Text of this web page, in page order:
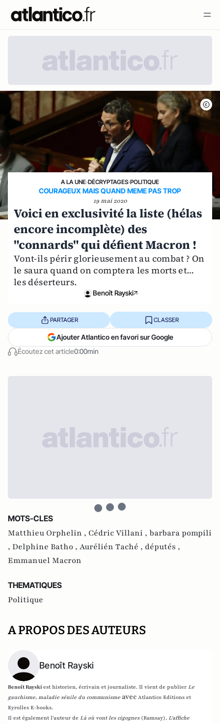
A LA UNE›DÉCRYPTAGES›POLITIQUE
COURAGEUX MAIS QUAND MEME PAS TROP
19 mai 2020
Voici en exclusivité la liste (hélas
encore incomplète) des
"connards" qui défient Macron !
Vont-ils périr glorieusement au combat ? On
le saura quand on comptera les morts et…
les déserteurs.
Benoît Rayski
Écoutez cet article0:00min
PARTAGER CLASSER
Ajouter Atlantico en favori sur Google
MOTS-CLES
Matthieu Orphelin , Cédric Villani , barbara pompili
, Delphine Batho , Aurélién Taché , députés ,
Emmanuel Macron
THEMATIQUES
Politique
A PROPOS DES AUTEURS
Benoît Rayski
Benoît Rayskiest historien, écrivain et journaliste. Il vient de publier Le
gauchisme, maladie sénile du communisme avec Atlantico Editions et
Eyrolles E-books.
Il est également l'auteur de Là où vont les cigognes (Ramsay), L'affiche